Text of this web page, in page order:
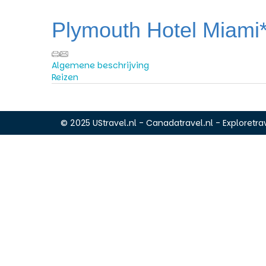
Plymouth Hotel
Algemene beschrijving
Reizen
© 2025 UStravel.nl - Canadatravel.nl -